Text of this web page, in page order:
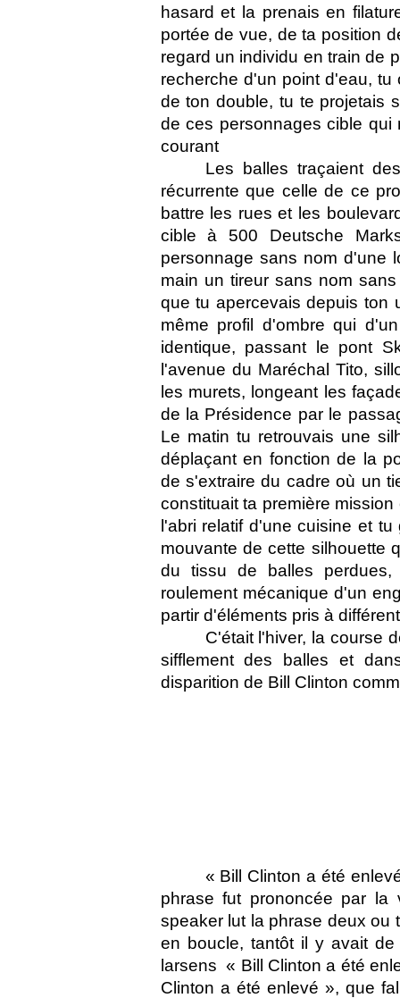
hasard et la prenais en
portée de vue, de ta position
regard un individu en train de
recherche d'un point d'eau,
de ton double, tu te projetais
de ces personnages cible
courant 
Les balles traçaient
récurrente que celle de ce
battre les rues et les
cible à 500 Deutsche
personnage sans nom d'une
main un tireur sans nom
que tu apercevais depuis ton
même profil d'ombre qui
identique, passant le pont
l'avenue du Maréchal Tito,
les murets, longeant les
de la Présidence par le
Le matin tu retrouvais une
déplaçant en fonction de la
de s'extraire du cadre où un
constituait ta première
l'abri relatif d'une cuisine et
mouvante de cette silhouette
du tissu de balles perdues,
roulement mécanique d'un
partir d'éléments pris à
C'était l'hiver, la course
sifflement des balles et
disparition de Bill Clinton
« Bill Clinton a été
phrase fut prononcée par la
speaker lut la phrase deux ou
en boucle, tantôt il y avait
larsens  « Bill Clinton a été
Clinton a été enlevé », que